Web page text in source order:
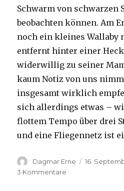
Schwarm von schwarzen
beobachten können. Am
noch ein kleines Wallaby
entfernt hinter einer
widerwillig zu seiner
kaum Notiz von uns
insgesamt wirklich
sich allerdings etwas –
flottem Tempo über drei
und eine Fliegennetz ist
Autor
Dagmar Erne 16.
3 Kommentare